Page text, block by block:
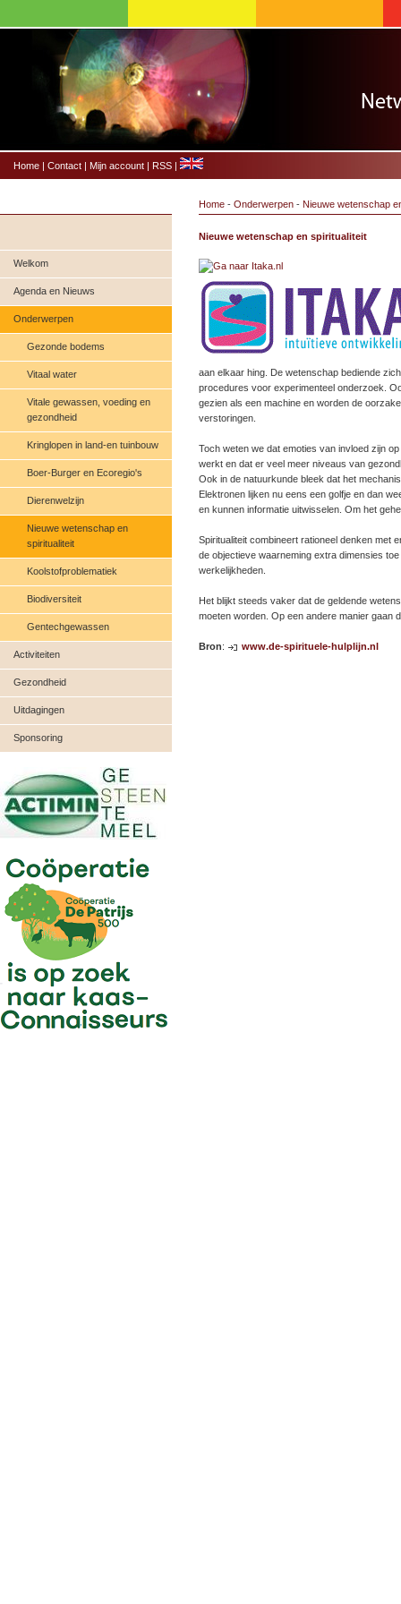
Home | Contact | Mijn account | RSS |
Welkom
Agenda en Nieuws
Onderwerpen
Gezonde bodems
Vitaal water
Vitale gewassen, voeding en
gezondheid
Kringlopen in land-en tuinbouw
Boer-Burger en Ecoregio's
Dierenwelzijn
Nieuwe wetenschap en
spiritualiteit
Koolstofproblematiek
Biodiversiteit
Gentechgewassen
Activiteiten
Gezondheid
Uitdagingen
Sponsoring
Home - Onderwerpen - Nieuwe wetenschap
Nieuwe wetenschap en spiritualiteit
aan elkaar hing. De wetenschap bediende
procedures voor experimenteel onderzoek.
gezien als een machine en worden de
verstoringen.
Toch weten we dat emoties van invloed zijn
werkt en dat er veel meer niveaus van
Ook in de natuurkunde bleek dat het
Elektronen lijken nu eens een golfje en dan
en kunnen informatie uitwisselen. Om het
Spiritualiteit combineert rationeel denken met
de objectieve waarneming extra dimensies
werkelijkheden.
Het blijkt steeds vaker dat de geldende
moeten worden. Op een andere manier gaan
Bron: www.de-spirituele-hulplijn.nl